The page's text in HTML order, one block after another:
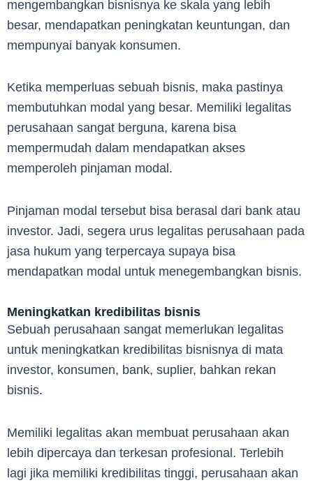
mengembangkan bisnisnya ke skala yang lebih
besar, mendapatkan peningkatan keuntungan, dan
mempunyai banyak konsumen.
Ketika memperluas sebuah bisnis, maka pastinya
membutuhkan modal yang besar. Memiliki legalitas
perusahaan sangat berguna, karena bisa
mempermudah dalam mendapatkan akses
memperoleh pinjaman modal.
Pinjaman modal tersebut bisa berasal dari bank atau
investor. Jadi, segera urus legalitas perusahaan pada
jasa hukum yang terpercaya supaya bisa
mendapatkan modal untuk menegembangkan bisnis.
Meningkatkan kredibilitas bisnis
Sebuah perusahaan sangat memerlukan legalitas
untuk meningkatkan kredibilitas bisnisnya di mata
investor, konsumen, bank, suplier, bahkan rekan
bisnis.
Memiliki legalitas akan membuat perusahaan akan
lebih dipercaya dan terkesan profesional. Terlebih
lagi jika memiliki kredibilitas tinggi, perusahaan akan